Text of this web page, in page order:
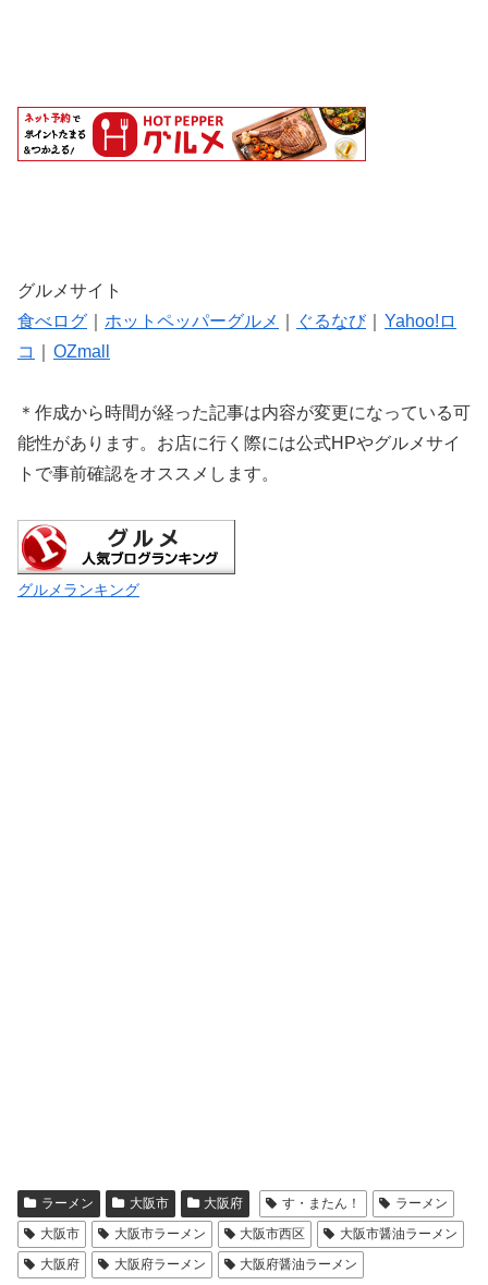
グルメサイト
食べログ
ホットペッパーグルメ ぐるなび｜ Yahoo!ロ
コ
OZmall
＊作成から時間が経った記事は内容が変更になっている可
能性があります。お店に行く際には公式HPやグルメサイ
トで事前確認をオススメします。
グルメランキング
ラーメン 大阪市 大阪府 す・またん！
ラーメン
大阪市
大阪市ラーメン 大阪市西区
大阪市醤油ラーメン
大阪府
大阪府ラーメン 大阪府醤油ラーメン